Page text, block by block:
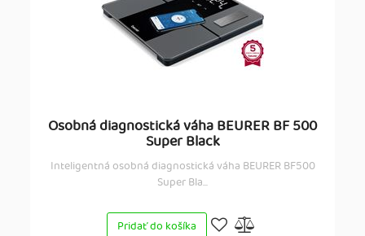
Osobná diagnostická váha BEURER BF 500
Super Black
Inteligentná osobná diagnostická váha BEURER BF500
Super Bla...
Pridať do košíka